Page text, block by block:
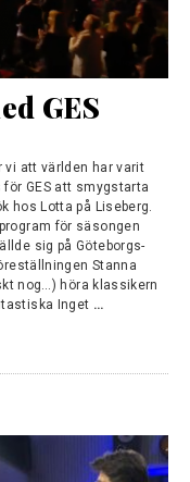
GES
vi att världen har varit
GES att smygstarta
hos Lotta på Liseberg.
för säsongen
sig på Göteborgs-
Stanna
nog…) höra klassikern
Inget …